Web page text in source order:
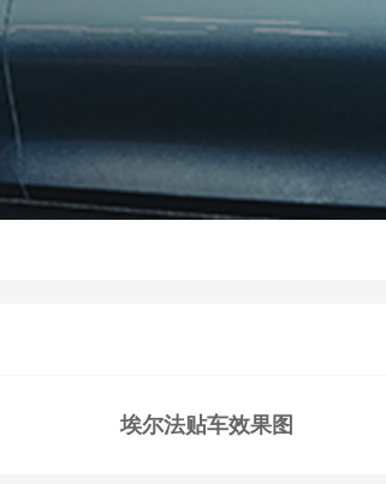
埃尔法贴车效果图